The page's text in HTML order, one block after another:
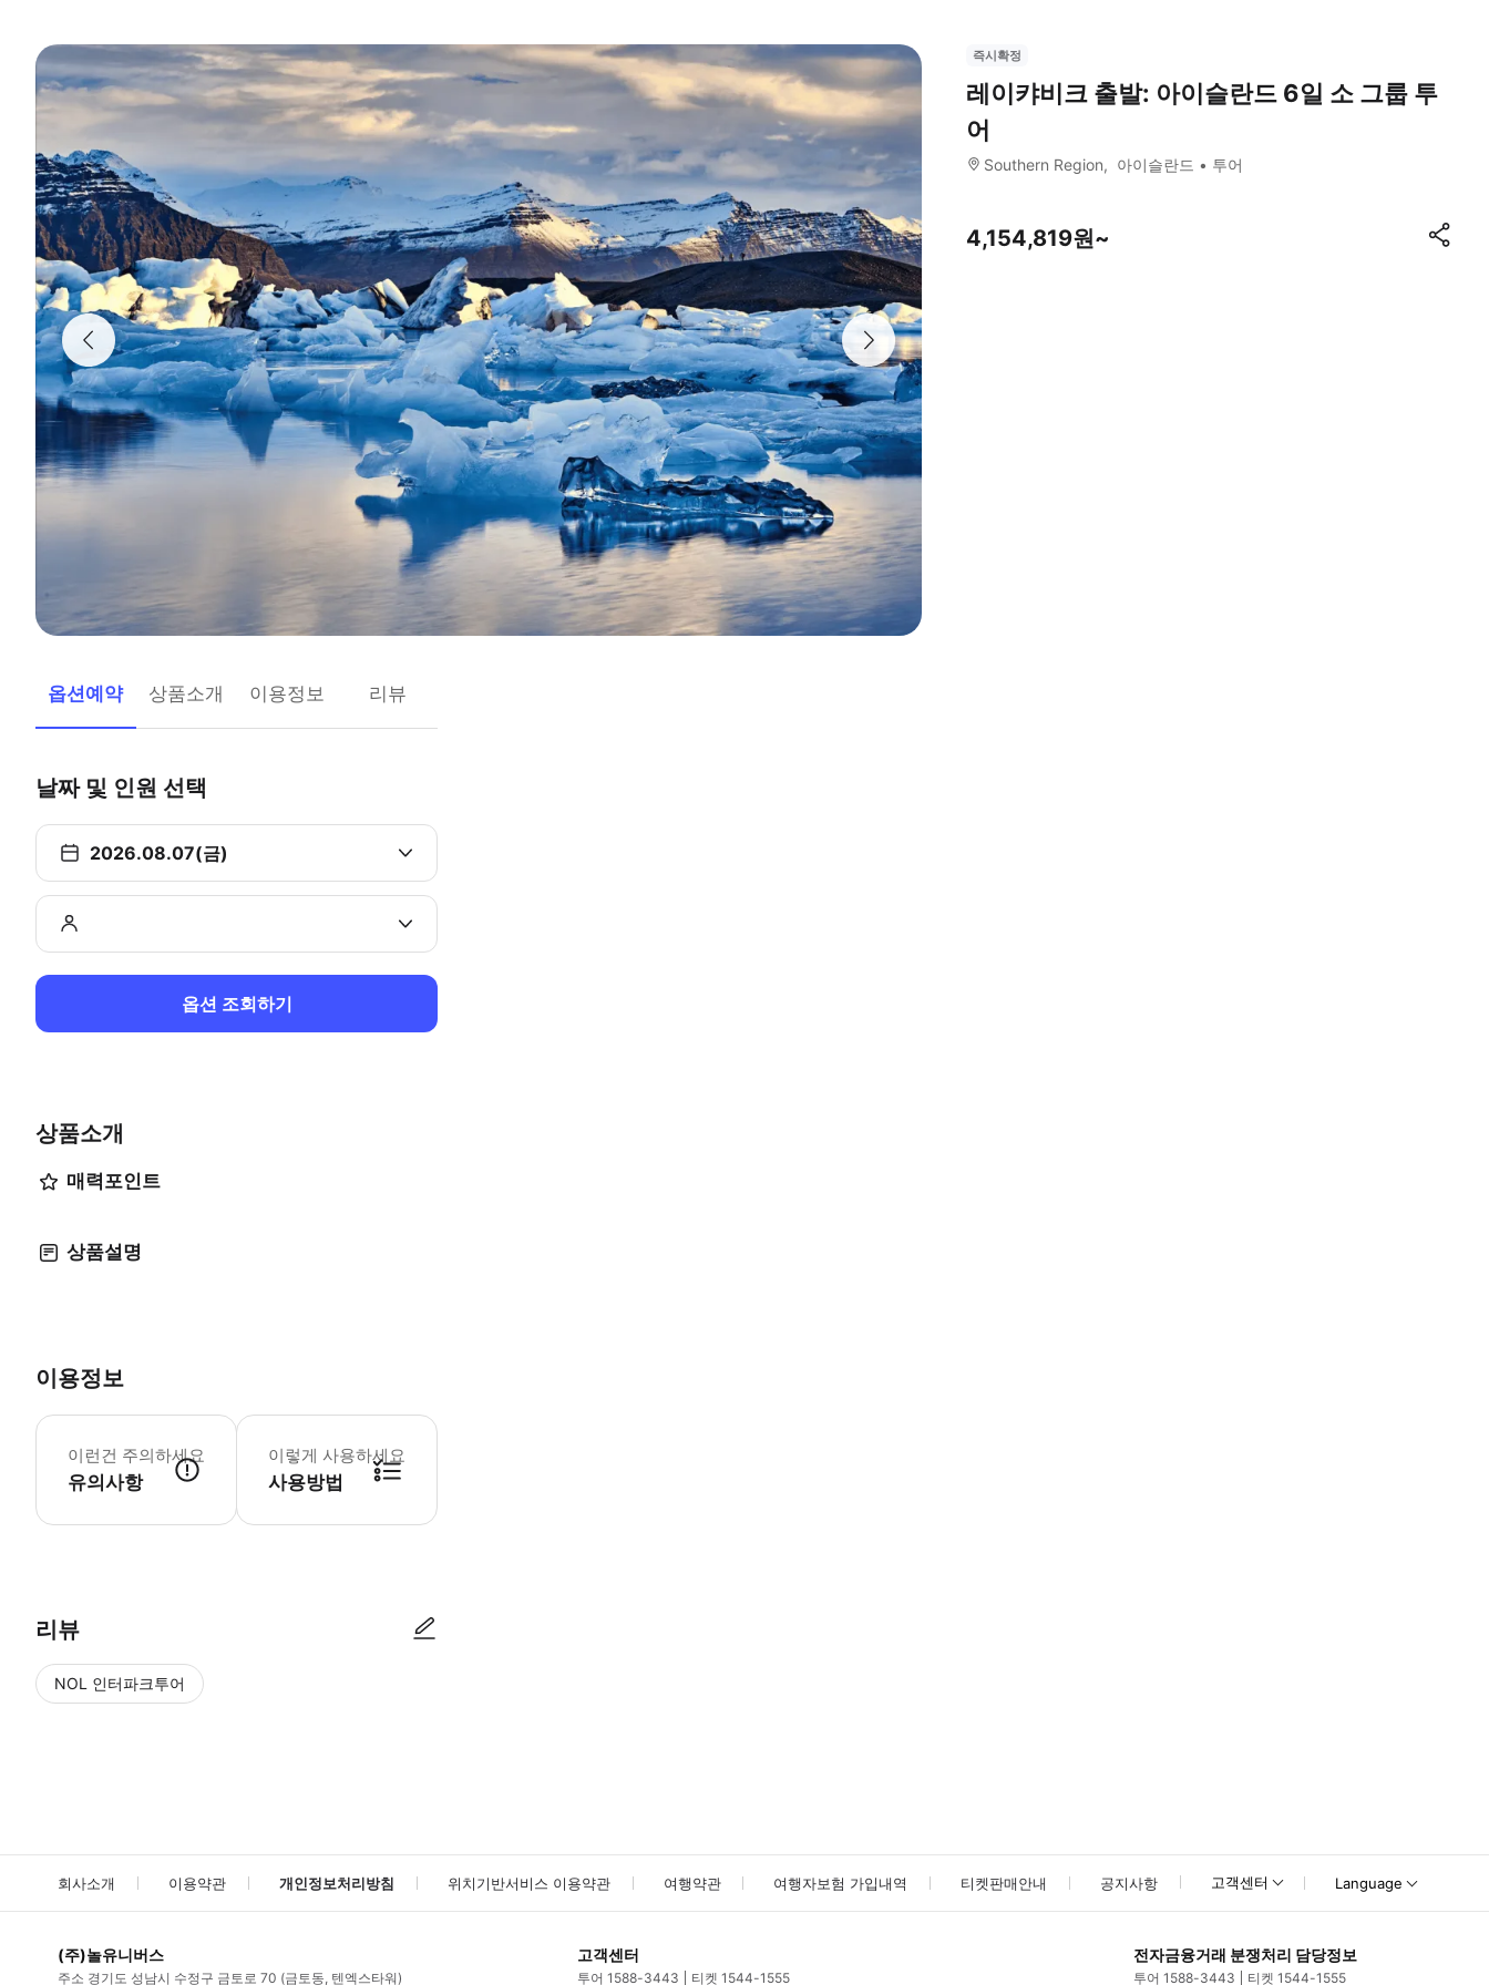
옵션예약 상품소개 이용정보 리뷰
날짜 및 인원 선택
2026.08.07(금)
옵션 조회하기
상품소개
매력포인트
상품설명
이용정보
이런건 주의하세요
유의사항
• 5박 숙소에는 전용 욕실과 아침 식사가 포함됩니다. • 참가자 1인당 데이 백 1개와 최대 24인치의 캐리어 1개를 소지할 수 있습니다. 추가 수하물은 추가 요금을 내고 저희 사무실에 보관할
이렇게 사용하세요
사용방법
리뷰
NOL 인터파크투어
즉시확정
레이캬비크 출발: 아이슬란드 6일 소 그룹 투
어
Southern Region 아이슬란드 투어
4,154,819원~
회사소개 이용약관 개인정보처리방침 위치기반서비스 이용약관 여행약관 여행자보험 가입내역 티켓판매안내 공지사항 고객센터 Language
(주)놀유니버스
주소 경기도 성남시 수정구 금토로 70 (금토동, 텐엑스타워)
고객센터
투어 1588-3443 티켓 1544-1555
전자금융거래 분쟁처리 담당정보
투어 1588-3443 티켓 1544-1555